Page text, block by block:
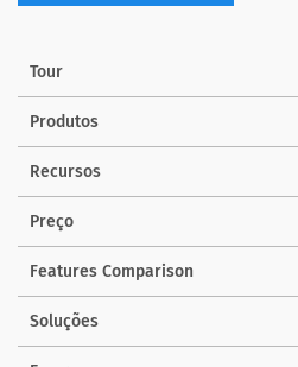
Tour
Produtos
Recursos
Preço
Features Comparison
Soluções